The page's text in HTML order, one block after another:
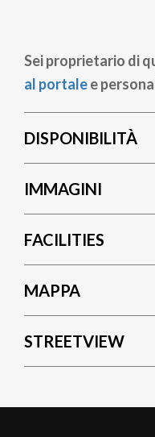
Sei proprietario di
al portalee
DISPONIBILITÀ
IMMAGINI
FACILITIES
MAPPA
STREETVIEW